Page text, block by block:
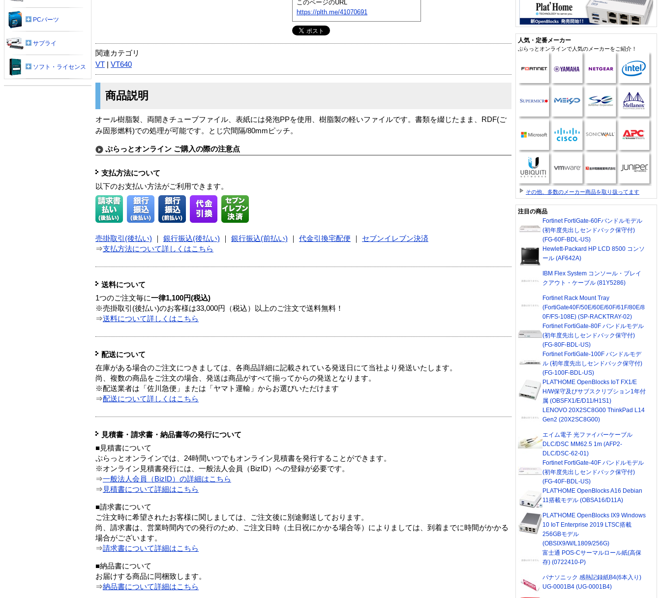
このページのURL
https://plth.me/41070691
関連カテゴリ
VT
VT640
商品説明
オール樹脂製、両開きチューブファイル、表紙には発泡PPを使用、樹脂製の軽いファイルです。書類を綴じたまま、RDF(ご
み固形燃料)での処理が可能です。とじ穴間隔/80mmピッチ。
ぷらっとオンライン ご購入の際の注意点
支払方法について
以下のお支払い方法がご利用できます。
売掛取引(後払い) 銀行振込(後払い) 銀行振込(前払い) 代金引換宅配便
セブンイレブン決済
⇒支払方法について詳しくはこちら
送料について
1つのご注文毎に一律1,100円(税込)
※売掛取引(後払い)のお客様は33,000円（税込）以上のご注文で送料無料！
⇒送料について詳しくはこちら
配送について
在庫がある場合のご注文につきましては、各商品詳細に記載されている発送日にて当社より発送いたします。
尚、複数の商品をご注文の場合、発送は商品がすべて揃ってからの発送となります。
※配送業者は「佐川急便」または「ヤマト運輸」からお選びいただけます
⇒配送について詳しくはこちら
見積書・請求書・納品書等の発行について
■見積書について
ぷらっとオンラインでは、24時間いつでもオンライン見積書を発行することができます。
※オンライン見積書発行には、一般法人会員（BizID）への登録が必要です。
⇒一般法人会員（BizID）の詳細はこちら
⇒ 見積書について詳細はこちら
■請求書について
ご注文時に希望されたお客様に関しましては、ご注文後に別途郵送しております。
尚、請求書は、営業時間内での発行のため、ご注文日時（土日祝にかかる場合等）によりましては、到着までに時間がかかる
場合がございます。
⇒請求書について詳細はこちら
■納品書について
お届けする商品に同梱致します。
⇒納品書について詳細はこちら
PCパーツ
サプライ
ソフト・ライセンス
人気・定番メーカー
ぷらっとオンラインで人気のメーカーをご紹介！
その他、多数のメーカー商品を取り扱ってます
注目の商品
Fortinet FortiGate-60Fバンドルモデル
(初年度先出しセンドバック保守付)
(FG-60F-BDL-US)
Hewlett-Packard HP LCD 8500 コンソ
ール (AF642A)
IBM Flex System コンソール・ブレイ
クアウト・ケーブル (81Y5286)
Fortinet Rack Mount Tray
(FortiGate40F/50E/60E/60F/61F/80E/8
0F/FS-108E) (SP-RACKTRAY-02)
Fortinet FortiGate-80F バンドルモデル
(初年度先出しセンドバック保守付)
(FG-80F-BDL-US)
Fortinet FortiGate-100F バンドルモデ
ル (初年度先出しセンドバック保守付)
(FG-100F-BDL-US)
PLAT'HOME OpenBlocks IoT FX1/E
H/W保守及びサブスクリプション1年付
属 (OBSFX1/E/D11/H1S1)
LENOVO 20X2SC8G00 ThinkPad L14
Gen2 (20X2SC8G00)
エイム電子 光ファイバーケーブル
DLC/DSC MM62.5 1m (AFP2-
DLC/DSC-62-01)
Fortinet FortiGate-40F バンドルモデル
(初年度先出しセンドバック保守付)
(FG-40F-BDL-US)
PLAT'HOME OpenBlocks A16 Debian
11搭載モデル (OBSA16/D11A)
PLAT'HOME OpenBlocks IX9 Windows
10 IoT Enterprise 2019 LTSC搭載
256GBモデル
(OBSIX9/W/L1809/256G)
富士通 POS-Cサーマルロール紙(高保
存) (0722410-P)
パナソニック 感熱記録紙B4(6本入り)
UG-0001B4 (UG-0001B4)